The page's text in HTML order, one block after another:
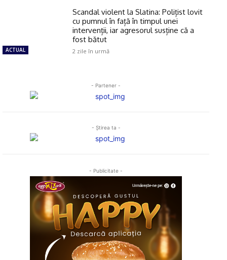
ACTUAL
Scandal violent la Slatina: Polițist lovit
cu pumnul în față în timpul unei
intervenții, iar agresorul susține că a
fost bătut
2 zile în urmă
- Partener -
- Ştirea ta -
- Publicitate -